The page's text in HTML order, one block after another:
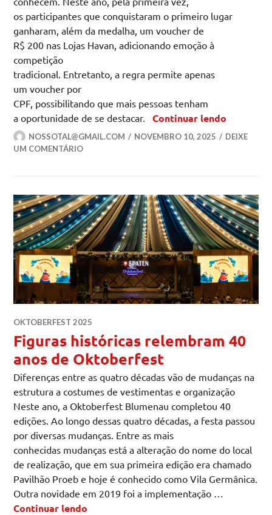
os participantes que conquistaram o primeiro lugar
ganharam, além da medalha, um voucher de
R$ 200 nas Lojas Havan, adicionando emoção à
competição
tradicional. Entretanto, a regra permite apenas
um voucher por
CPF, possibilitando que mais pessoas tenham
a oportunidade de se destacar.Continuar lendo
NOSSOTAL@GMAIL.COM NOVEMBRO 10, 2025
DEIXE
UM COMENTÁRIO
OKTOBERFEST 2025
Figuras históricas relembram 40
anos de Oktoberfest
Diferenças entre as quatro décadas vão de mudanças na
estrutura a costumes de vestimentas e organização
Neste ano, a Oktoberfest Blumenau completou 40
edições. Ao longo dessas quatro décadas, a festa passou
por diversas mudanças. Entre as mais
conhecidas mudanças está a alteração do nome do local
de realização, que em sua primeira edição era chamado
Pavilhão Proeb e hoje é conhecido como Vila Germânica.
Outra novidade em 2019 foi a implementação …
Continuar lendo